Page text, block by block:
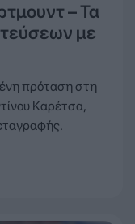
– Τα
με
πρόταση στη
Καρέτσα,